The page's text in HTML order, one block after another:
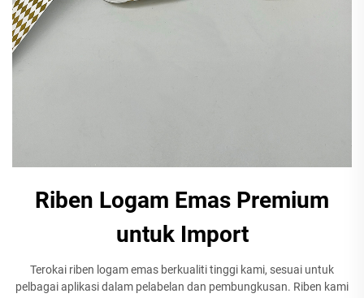
Riben Logam Emas Premium
untuk Import
Terokai riben logam emas berkualiti tinggi kami, sesuai untuk
pelbagai aplikasi dalam pelabelan dan pembungkusan. Riben kami